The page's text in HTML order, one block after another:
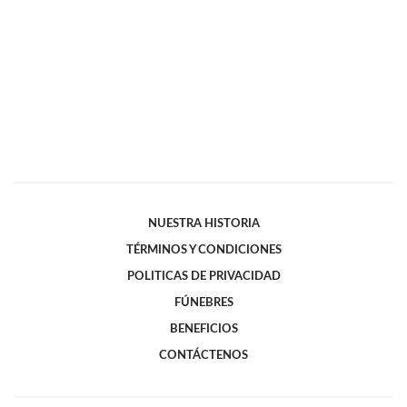
NUESTRA HISTORIA
TÉRMINOS Y CONDICIONES
POLITICAS DE PRIVACIDAD
FÚNEBRES
BENEFICIOS
CONTÁCTENOS